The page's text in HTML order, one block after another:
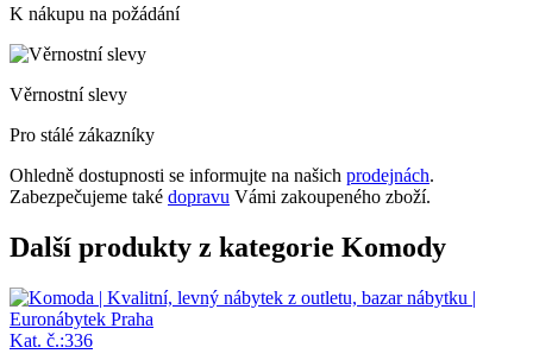
K nákupu na požádání
Věrnostní slevy
Pro stálé zákazníky
Ohledně dostupnosti se informujte na našich prodejnách.
Zabezpečujeme také dopravu Vámi zakoupeného zboží.
Další produkty z kategorie Komody
Kat. č.:336